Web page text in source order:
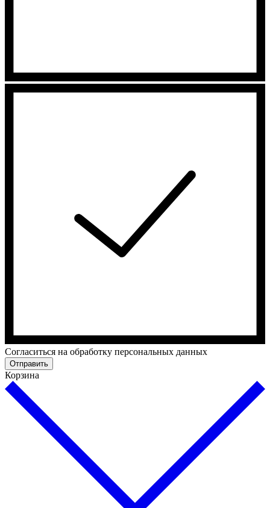
Cогласиться на обработку персональных данных
Отправить
Корзина